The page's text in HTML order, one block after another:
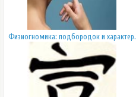
Физиогномика: подбородок и характер.